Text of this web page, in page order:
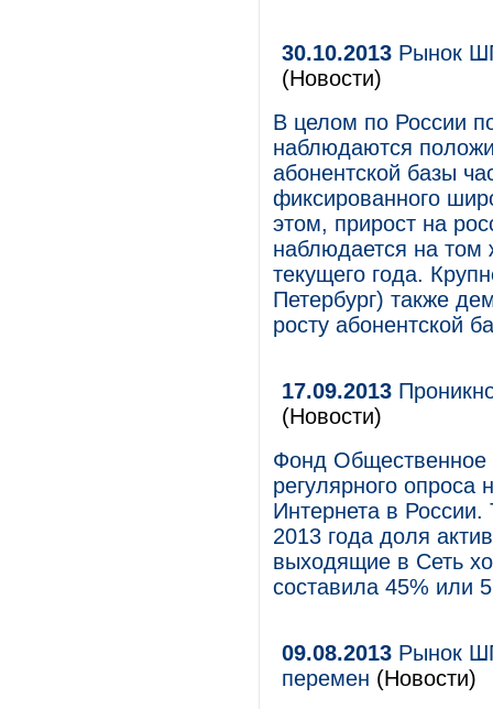
30.10.2013 Рынок
(Новости)
В целом по России
наблюдаются
абонентской базы
фиксированного
этом, прирост на
наблюдается на том
текущего года.
Петербург) также
росту абонентской
17.09.2013
(Новости)
Фонд Общественное
регулярного опроса
Интернета в
2013 года доля
выходящие в Сеть
составила 45% или
09.08.2013 Рынок
перемен (Новости)